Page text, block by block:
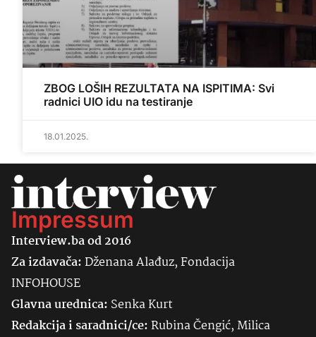
ZBOG LOŠIH REZULTATA NA ISPITIMA: Svi
radnici UIO idu na testiranje
18.01.2025.
Impressum
Interview.ba od 2016
Za izdavača:Dženana Alađuz, Fondacija
INFOHOUSE
Glavna urednica: SenkaKurt
Redakcija i saradnici/ce:Rubina Čengić, Milica